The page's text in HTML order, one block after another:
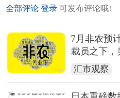
全部评论 登录 可发布评论哦!
7月非农预
裁员之下，
大分叉
汇市观察